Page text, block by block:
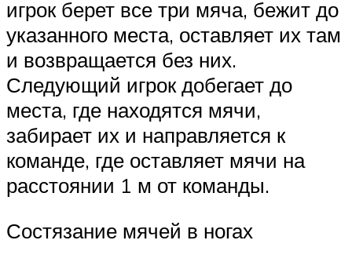
игрок берет все три мяча, бежит до
указанного места, оставляет их там
и возвращается без них.
Следующий игрок добегает до
места, где находятся мячи,
забирает их и направляется к
команде, где оставляет мячи на
расстоянии 1 м от команды.
Состязание мячей в ногах